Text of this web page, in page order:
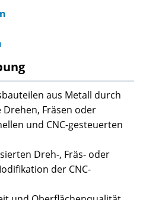
aus Metall durch
Fräsen oder
und CNC-gesteuerten
Dreh-, Fräs- oder
der CNC-